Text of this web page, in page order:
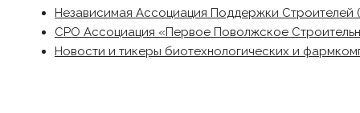
Независимая Ассоциация Поддержки Строителей
СРО Ассоциация «Первое Поволжское
Новости и тикеры биотехнологических и